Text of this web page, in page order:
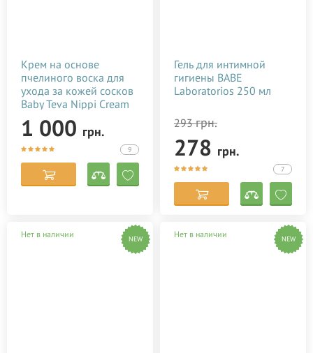
Крем на основе
пчелиного воска для
ухода за кожей сосков
Baby Teva Nippi Cream
50 мл
1 000 грн.
9
Гель для интимной
гигиены BABE
Laboratorios 250 мл
293грн.
278 грн.
7
Нет в наличии NEW Нет в наличии NEW